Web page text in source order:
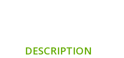
DESCRIPTION